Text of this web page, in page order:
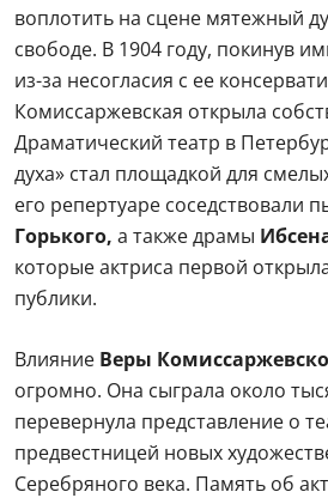
воплотить на сцене мятежный
свободе. В 1904 году, покинув
из-за несогласия с ее
Комиссаржевская открыла
Драматический театр в
духа» стал площадкой для
его репертуаре соседствовали
Горького, а также драмы
которые актриса первой
публики.
Влияние Веры
огромно. Она сыграла около
перевернула представление о
предвестницей новых
Серебряного века. Память об